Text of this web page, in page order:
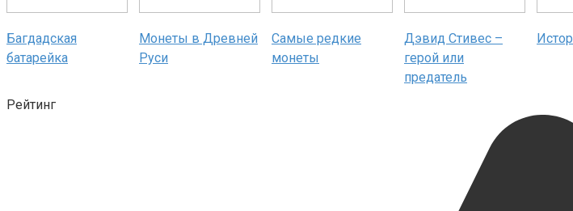
Багдадская
батарейка
Монеты в Древней
Руси
Самые редкие
монеты
Дэвид Стивес –
герой или
предатель
Рейтинг